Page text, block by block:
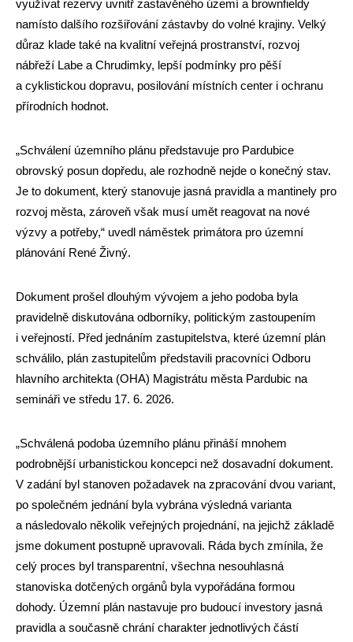
využívat rezervy uvnitř zastavěného území a brownfieldy
namísto dalšího rozšiřování zástavby do volné krajiny. Velký
důraz klade také na kvalitní veřejná prostranství, rozvoj
nábřeží Labe a Chrudimky, lepší podmínky pro pěší
a cyklistickou dopravu, posilování místních center i ochranu
přírodních hodnot.
„Schválení územního plánu představuje pro Pardubice
obrovský posun dopředu, ale rozhodně nejde o konečný stav.
Je to dokument, který stanovuje jasná pravidla a mantinely pro
rozvoj města, zároveň však musí umět reagovat na nové
výzvy a potřeby,“ uvedl náměstek primátora pro územní
plánování René Živný.
Dokument prošel dlouhým vývojem a jeho podoba byla
pravidelně diskutována odborníky, politickým zastoupením
i veřejností. Před jednáním zastupitelstva, které územní plán
schválilo, plán zastupitelům představili pracovníci Odboru
hlavního architekta (OHA) Magistrátu města Pardubic na
semináři ve středu 17. 6. 2026.
„Schválená podoba územního plánu přináší mnohem
podrobnější urbanistickou koncepci než dosavadní dokument.
V zadání byl stanoven požadavek na zpracování dvou variant,
po společném jednání byla vybrána výsledná varianta
a následovalo několik veřejných projednání, na jejichž základě
jsme dokument postupně upravovali. Ráda bych zmínila, že
celý proces byl transparentní, všechna nesouhlasná
stanoviska dotčených orgánů byla vypořádána formou
dohody. Územní plán nastavuje pro budoucí investory jasná
pravidla a současně chrání charakter jednotlivých částí